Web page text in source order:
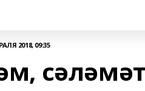
2018, 09:35